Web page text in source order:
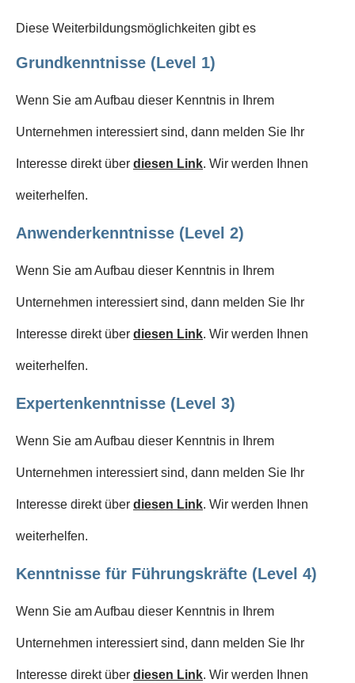
Diese Weiterbildungsmöglichkeiten gibt es
Grundkenntnisse (Level 1)
Wenn Sie am Aufbau dieser Kenntnis in Ihrem
Unternehmen interessiert sind, dann melden Sie Ihr
Interesse direkt über diesen Link. Wir werden Ihnen
weiterhelfen.
Anwenderkenntnisse (Level 2)
Wenn Sie am Aufbau dieser Kenntnis in Ihrem
Unternehmen interessiert sind, dann melden Sie Ihr
Interesse direkt über diesen Link. Wir werden Ihnen
weiterhelfen.
Expertenkenntnisse (Level 3)
Wenn Sie am Aufbau dieser Kenntnis in Ihrem
Unternehmen interessiert sind, dann melden Sie Ihr
Interesse direkt über diesen Link. Wir werden Ihnen
weiterhelfen.
Kenntnisse für Führungskräfte (Level 4)
Wenn Sie am Aufbau dieser Kenntnis in Ihrem
Unternehmen interessiert sind, dann melden Sie Ihr
Interesse direkt über diesen Link. Wir werden Ihnen